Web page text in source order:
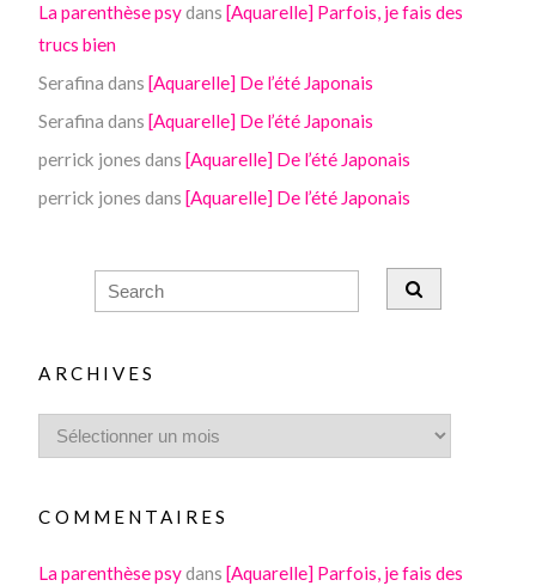
La parenthèse psydans [Aquarelle] Parfois, je fais des
trucs bien
Serafina dans [Aquarelle] De l’été Japonais
Serafina dans [Aquarelle] De l’été Japonais
perrick jones dans [Aquarelle] De l’été Japonais
perrick jones dans [Aquarelle] De l’été Japonais
ARCHIVES
COMMENTAIRES
La parenthèse psydans [Aquarelle] Parfois, je fais des